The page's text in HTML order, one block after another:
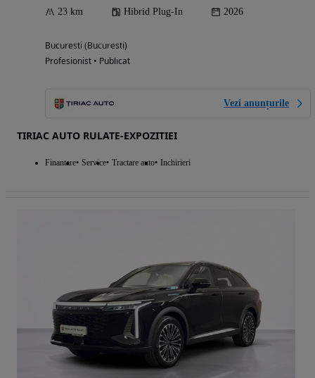
23 km Hibrid Plug-In 2026
Bucuresti (Bucuresti)
Profesionist • Publicat
Vezi anunțurile
TIRIAC AUTO RULATE-EXPOZITIEI
Finantare Service Tractare auto Inchirieri